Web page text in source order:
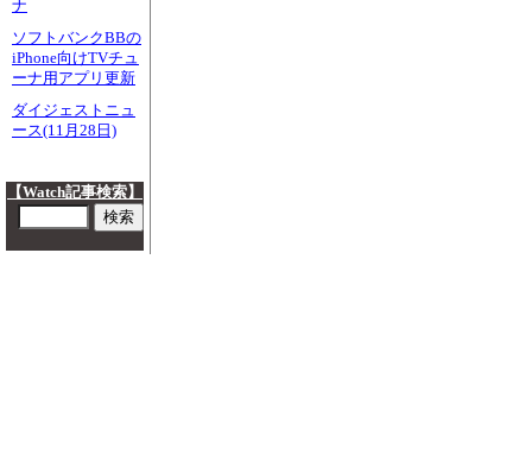
ナ
ソフトバンクBBの
iPhone向けTVチュ
ーナ用アプリ更新
ダイジェストニュ
ース(11月28日)
【Watch記事検索】